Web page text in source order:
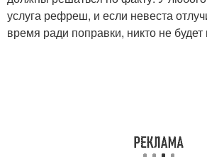
услуга рефреш, и если невеста
время ради поправки, никто не